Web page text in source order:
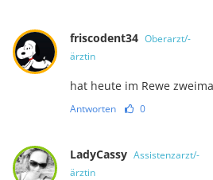
friscodent34 Oberarzt/-
ärztin
hat heute im Rewe
Antworten 0
LadyCassy Assistenzarzt/-
ärztin